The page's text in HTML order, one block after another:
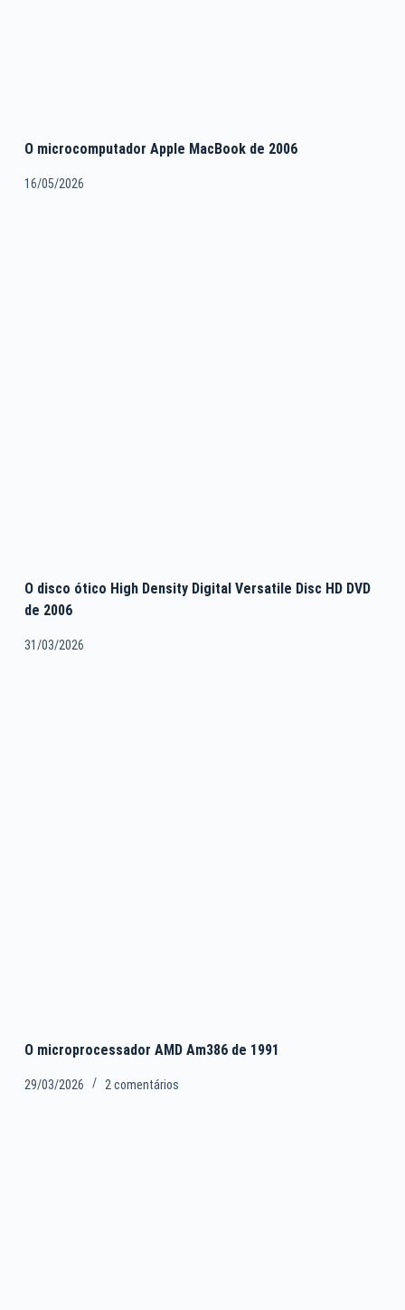
O microcomputador Apple MacBook de 2006
16/05/2026
O disco ótico High Density Digital Versatile Disc HD DVD
de 2006
31/03/2026
O microprocessador AMD Am386 de 1991
29/03/2026 2 comentários